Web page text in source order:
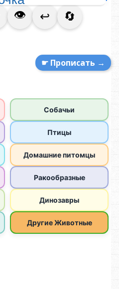
☛ Прописать →